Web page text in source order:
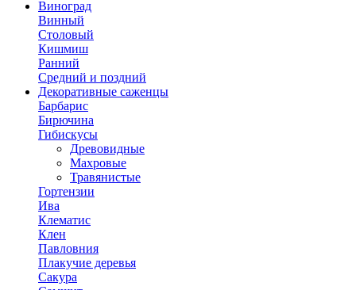
Виноград
Винный
Столовый
Кишмиш
Ранний
Средний и поздний
Декоративные саженцы
Барбарис
Бирючина
Гибискусы
Древовидные
Махровые
Травянистые
Гортензии
Ива
Клематис
Клен
Павловния
Плакучие деревья
Сакура